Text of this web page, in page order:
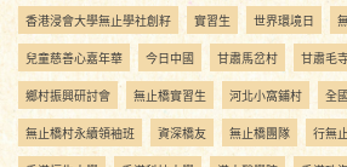
香港浸會大學無止學社創籽 實習生 世界環境日
兒童慈善心嘉年華 今日中國 甘肅馬岔村 甘肅毛
鄉村振興研討會 無止橋實習生 河北小窩鋪村 全
無止橋村永續領袖班 資深橋友 無止橋團隊 行無止